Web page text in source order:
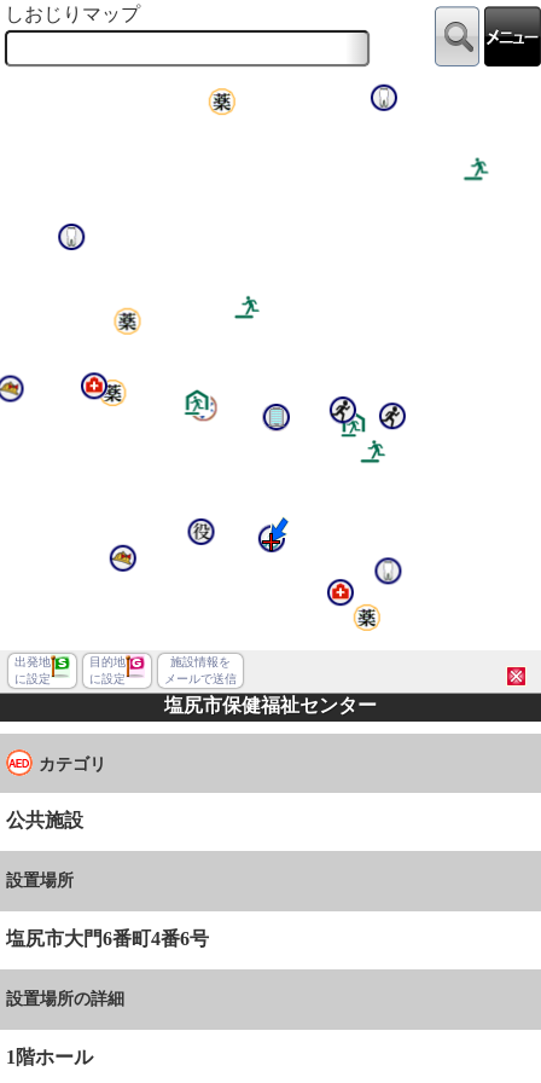
塩尻市大門六番町
しおじりマップ
出発地
に設定
目的地
に設定
施設情報を
メールで送信
塩尻市保健福祉センター
カテゴリ
公共施設
設置場所
塩尻市大門6番町4番6号
設置場所の詳細
1階ホール